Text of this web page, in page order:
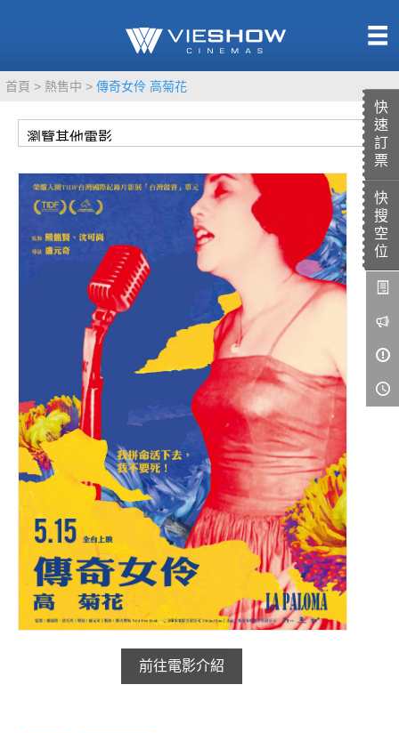
快
速
訂
票
快
搜
空
位
首頁 熱售中 傳奇女伶 高菊花
前往電影介紹
TITAN SCREEN
IMAX
VR 演唱會
GOLD CLASS
AD口述影像
LIVE演唱會
影城餐飲
UNICORN
影城公告
影城活動
合作夥伴
商家介紹
加入iShow
會員Q&A